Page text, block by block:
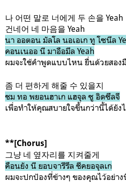
나 어떤 말로 너에게 두 손을 Yeah
건네어 네 마음을 Yeah
นา ออตอน มัลโล นอเอเก ทู โซนึล
คอนเนออ นี มาอือมึล Yeah
ผมจะใช้คำพูดแบบไหน ยื่นด้วยสอง
좀 더 편하게 해줄 수 있을지
ชม ทอ พยอนฮาเก แฮจุล ซู อิดซึลจี
เพื่อทำให้คุณสบายใจขึ้นกว่านี้ได้ยัง
**[Chorus]
그냥 네 옆자리를 지켜줄게
คือนยัง นี ยอบจารีรึล ชีคยอจุลเก
ผมจะปกป้องที่ข้างๆ ของคุณไว้อย่าง